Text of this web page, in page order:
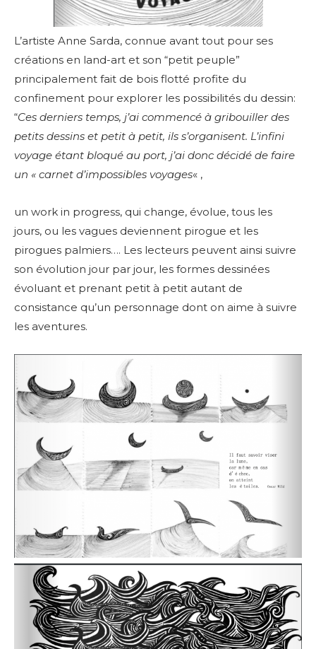
L’artiste Anne Sarda, connue avant tout pour ses
créations en land-art et son “petit peuple”
principalement fait de bois flotté profite du
confinement pour explorer les possibilités du dessin:
“Ces derniers temps, j’ai commencé à gribouiller des
petits dessins et petit à petit, ils s’organisent. L’infini
voyage étant bloqué au port, j’ai donc décidé de faire
un « carnet d’impossibles voyages« ,
un work in progress, qui change, évolue, tous les
jours, ou les vagues deviennent pirogue et les
pirogues palmiers…. Les lecteurs peuvent ainsi suivre
son évolution jour par jour, les formes dessinées
évoluant et prenant petit à petit autant de
consistance qu’un personnage dont on aime à suivre
les aventures.